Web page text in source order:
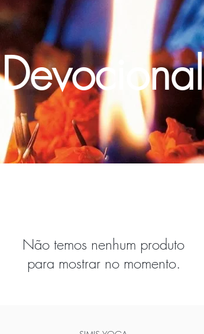
Devocional
Não temos nenhum produto
para mostrar no momento.